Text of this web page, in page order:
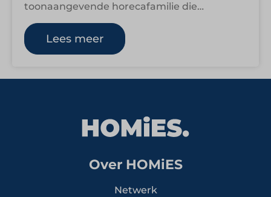
toonaangevende horecafamilie die
uiteenlopende concepten samenbrengt
onder één ondernemende paraplu. De groep
bestaat…
Lees meer
Over HOMiES
Netwerk